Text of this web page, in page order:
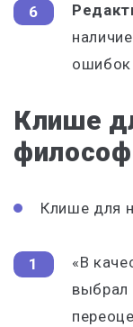
ошибок
Клише
Клише для
«В
выбрал